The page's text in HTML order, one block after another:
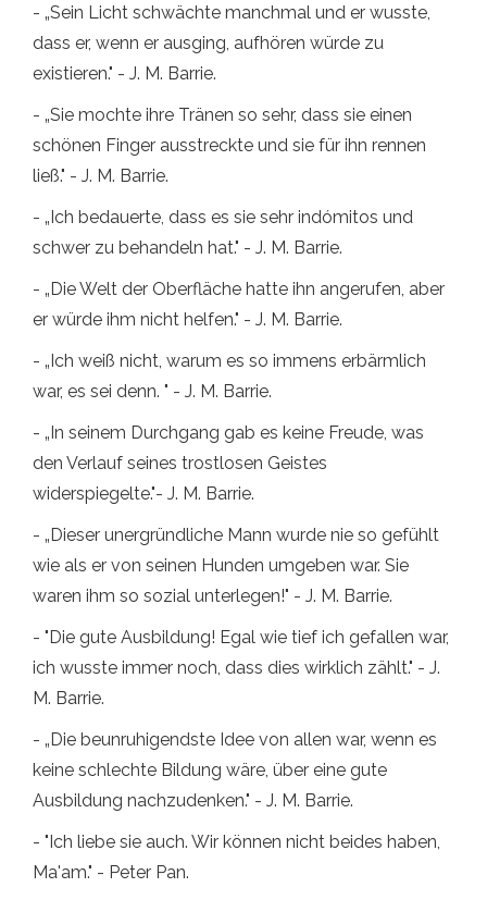
- „Sein Licht schwächte manchmal und er wusste,
dass er, wenn er ausging, aufhören würde zu
existieren." - J. M. Barrie.
- „Sie mochte ihre Tränen so sehr, dass sie einen
schönen Finger ausstreckte und sie für ihn rennen
ließ." - J. M. Barrie.
- „Ich bedauerte, dass es sie sehr indómitos und
schwer zu behandeln hat." - J. M. Barrie.
- „Die Welt der Oberfläche hatte ihn angerufen, aber
er würde ihm nicht helfen." - J. M. Barrie.
- „Ich weiß nicht, warum es so immens erbärmlich
war, es sei denn. " - J. M. Barrie.
- „In seinem Durchgang gab es keine Freude, was
den Verlauf seines trostlosen Geistes
widerspiegelte."- J. M. Barrie.
- „Dieser unergründliche Mann wurde nie so gefühlt
wie als er von seinen Hunden umgeben war. Sie
waren ihm so sozial unterlegen!" - J. M. Barrie.
- "Die gute Ausbildung! Egal wie tief ich gefallen war,
ich wusste immer noch, dass dies wirklich zählt." - J.
M. Barrie.
- „Die beunruhigendste Idee von allen war, wenn es
keine schlechte Bildung wäre, über eine gute
Ausbildung nachzudenken." - J. M. Barrie.
- "Ich liebe sie auch. Wir können nicht beides haben,
Ma'am." - Peter Pan.